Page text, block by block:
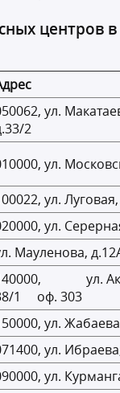
центров в
ул.
2
ул.
ул.
ул.
Мауленова,
ул.
1 оф. 303
ул.
ул.
ул.